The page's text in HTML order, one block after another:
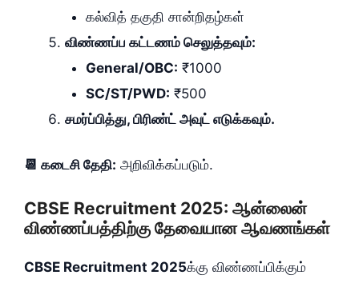
கல்வித் தகுதி சான்றிதழ்கள்
விண்ணப்ப கட்டணம் செலுத்தவும்:
General/OBC: ₹1000
SC/ST/PWD: ₹500
சமர்ப்பித்து, பிரிண்ட் அவுட் எடுக்கவும்.
📆 கடைசி தேதி: அறிவிக்கப்படும்.
CBSE Recruitment 2025: ஆன்லைன்
விண்ணப்பத்திற்கு தேவையான ஆவணங்கள்
CBSE Recruitment 2025க்கு விண்ணப்பிக்கும்